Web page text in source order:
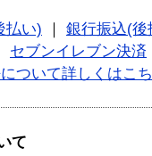
払い)
銀行振込(後
セブンイレブン決済
ついて詳しくはこ
て